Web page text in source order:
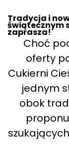
Tradycja i
świątecznym
zaprasza!
Choć
oferty
Cukierni
jednym
obok